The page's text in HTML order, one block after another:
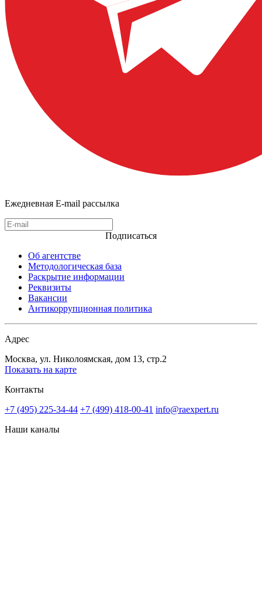
Ежедневная E-mail рассылка
Подписаться
Об агентстве
Методологическая база
Раскрытие информации
Реквизиты
Вакансии
Антикоррупционная политика
Адрес
Москва, ул. Николоямская, дом 13, стр.2
Показать на карте
Контакты
+7 (495) 225-34-44 +7 (499) 418-00-41 info@raexpert.ru
Наши каналы